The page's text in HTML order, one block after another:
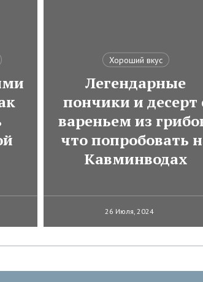
Хороший вкус
Легендарные
пончики и десерт
вареньем из
что попробовать
Кавминводах
26 Июля, 2024